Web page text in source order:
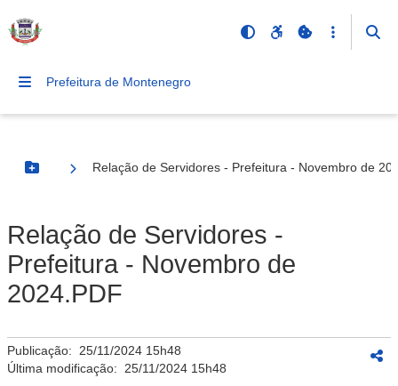
Prefeitura de Montenegro
Botão Menu
Relação de Servidores - Prefeitura - Novembro de
Relação de Servidores -
Prefeitura - Novembro de
2024.PDF
Publicação: 25/11/2024 15h48
Última modificação: 25/11/2024 15h48